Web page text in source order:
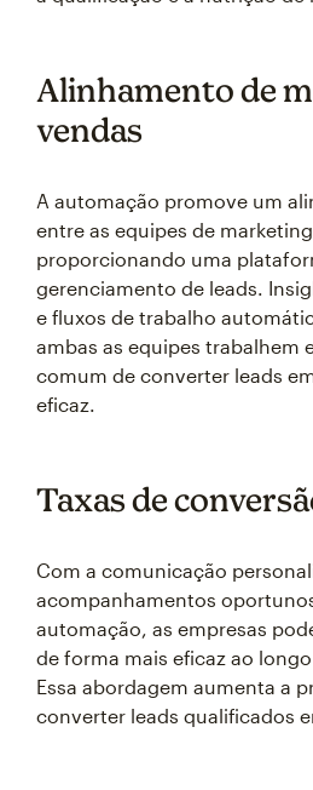
Alinhamento de
vendas
A automação promove um
entre as equipes de
proporcionando uma
gerenciamento de leads.
e fluxos de trabalho
ambas as equipes trabalhem
comum de converter leads
eficaz.
Taxas de
Com a comunicação
acompanhamentos
automação, as empresas
de forma mais eficaz ao
Essa abordagem aumenta a
converter leads qualificados